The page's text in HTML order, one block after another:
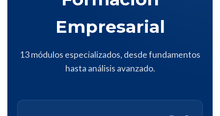
Empresarial
13 módulos especializados, desde fundamentos
hasta análisis avanzado.